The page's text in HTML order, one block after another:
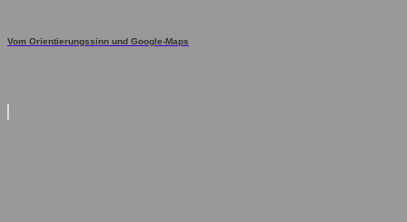
Vom Orientierungssinn und Google-Maps